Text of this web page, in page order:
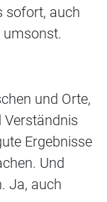
sofort, auch
umsonst.
und Orte,
Verständnis
Ergebnisse
Und
Ja, auch